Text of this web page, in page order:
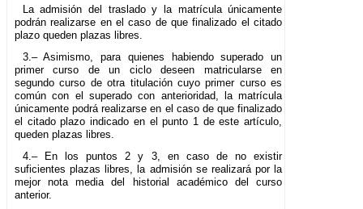
La admisión del traslado y la matrícula únicamente
podrán realizarse en el caso de que finalizado el citado
plazo queden plazas libres.
3.– Asimismo, para quienes habiendo superado un
primer curso de un ciclo deseen matricularse en
segundo curso de otra titulación cuyo primer curso es
común con el superado con anterioridad, la matrícula
únicamente podrá realizarse en el caso de que finalizado
el citado plazo indicado en el punto 1 de este artículo,
queden plazas libres.
4.– En los puntos 2 y 3, en caso de no existir
suficientes plazas libres, la admisión se realizará por la
mejor nota media del historial académico del curso
anterior.